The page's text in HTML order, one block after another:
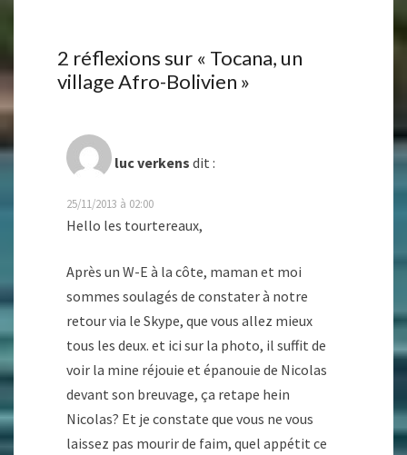
2 réflexions sur « Tocana, un
village Afro-Bolivien »
luc verkens dit :
25/11/2013 à 02:00
Hello les tourtereaux,
Après un W-E à la côte, maman et moi
sommes soulagés de constater à notre
retour via le Skype, que vous allez mieux
tous les deux. et ici sur la photo, il suffit de
voir la mine réjouie et épanouie de Nicolas
devant son breuvage, ça retape hein
Nicolas? Et je constate que vous ne vous
laissez pas mourir de faim, quel appétit ce